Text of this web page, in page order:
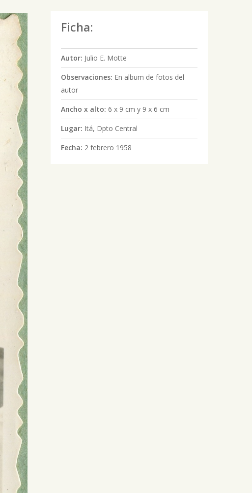
Ficha:
Autor: Julio E. Motte
Observaciones: En album de fotos del
autor
Ancho x alto: 6 x 9 cm y 9 x 6 cm
Lugar: Itá, Dpto Central
Fecha: 2 febrero 1958